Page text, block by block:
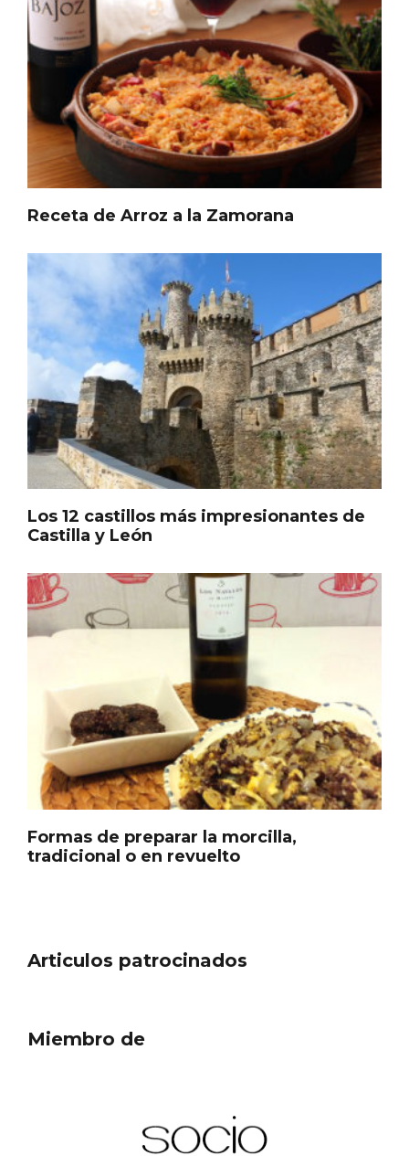
Receta de Arroz a la Zamorana
Los 12 castillos más impresionantes de
Castilla y León
Formas de preparar la morcilla,
tradicional o en revuelto
Articulos patrocinados
Miembro de
Inauguración del Árbol de Navidad a
ganchillo de Moradillo de Roa
El árbol de Navidad de Fuenterrebollo
Belén segoviano, otra escusa más para